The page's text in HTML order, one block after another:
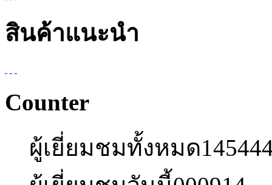
สินค้าแนะนำ
Counter
ผู้เยี่ยมชมทั้งหมด